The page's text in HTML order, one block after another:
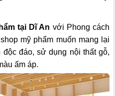
tại Dĩ An với Phong cách
mỹ phẩm muốn mang lại
đáo, sử dụng nội thất gỗ,
ấm áp.